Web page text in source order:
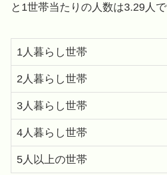
と1世帯当たりの人数は3.29人で
1人暮らし世帯
2人暮らし世帯
3人暮らし世帯
4人暮らし世帯
5人以上の世帯